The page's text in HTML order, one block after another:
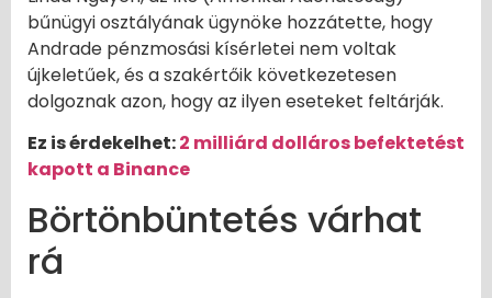
bűnügyi osztályának ügynöke hozzátette, hogy
Andrade pénzmosási kísérletei nem voltak
újkeletűek, és a szakértőik következetesen
dolgoznak azon, hogy az ilyen eseteket feltárják.
Ez is érdekelhet:2 milliárd dolláros befektetést
kapott a Binance
Börtönbüntetés várhat
rá